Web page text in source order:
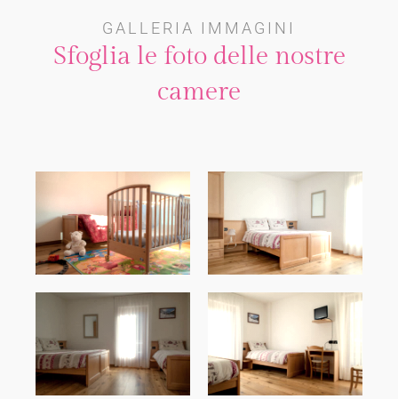
GALLERIA IMMAGINI
Sfoglia le foto delle nostre
camere